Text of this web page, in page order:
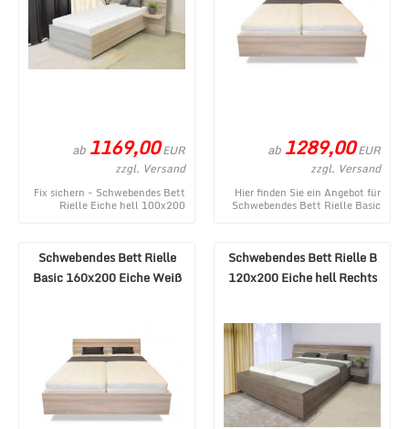
ab 1169,00EUR
zzgl. Versand
Fix sichern - Schwebendes Bett
Rielle Eiche hell 100x200
ab 1289,00EUR
zzgl. Versand
Hier finden Sie ein Angebot für
Schwebendes Bett Rielle Basic
Schwebendes Bett Rielle
Basic 160x200 Eiche Weiß
Schwebendes Bett Rielle B
120x200 Eiche hell Rechts